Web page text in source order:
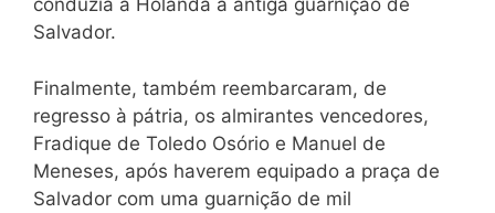
conduzia à Holanda a antiga guarnição de
Salvador.
Finalmente, também reembarcaram, de
regresso à pátria, os almirantes vencedores,
Fradique de Toledo Osório e Manuel de
Meneses, após haverem equipado a praça de
Salvador com uma guarnição de mil